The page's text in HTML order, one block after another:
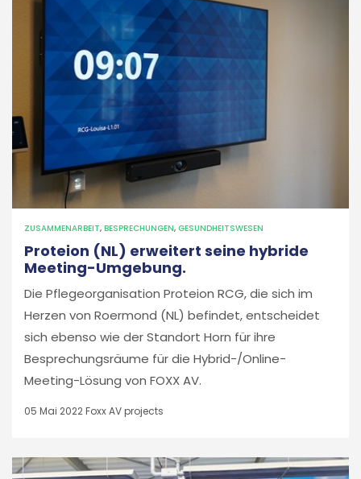
ZUSAMMENARBEIT, BESPRECHUNGEN, GESUNDHEITSWESEN
Proteion (NL) erweitert seine hybride
Meeting-Umgebung.
Die Pflegeorganisation Proteion RCG, die sich im
Herzen von Roermond (NL) befindet, entscheidet
sich ebenso wie der Standort Horn für ihre
Besprechungsräume für die Hybrid-/Online-
Meeting-Lösung von FOXX AV.
05 Mai 2022Foxx AV projects